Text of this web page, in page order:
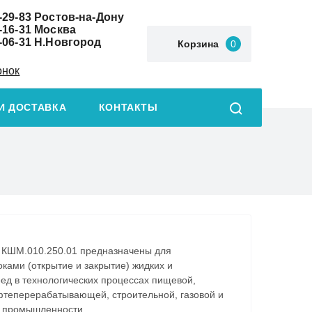
29-83Ростов-на-Дону
16-31Москва
06-31Н.Новгород Корзина 0
ДОСТАВКА КОНТАКТЫ
предназначены для
(открытие и закрытие) жидких и
в технологических процессах пищевой,
строительной, газовой и
промышленности.